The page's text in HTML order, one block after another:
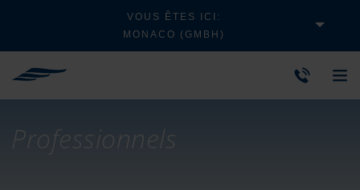
VOUS ÊTES ICI:
MONACO (GMBH)
Professionnels